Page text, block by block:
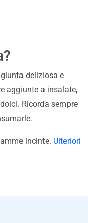
deliziosa e
aggiunte a insalate,
Ricorda sempre
incinte. Ulteriori